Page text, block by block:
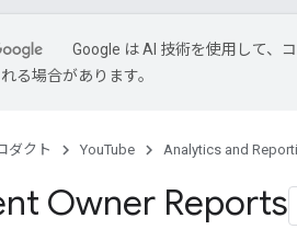
Google は AI 技術を使用して、
る場合があります。
ダクト YouTube Analytics and
Owner Reports